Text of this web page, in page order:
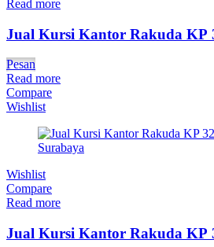
Read more
Jual Kursi Kantor Rakuda
Pesan
Read more
Compare
Wishlist
Wishlist
Compare
Read more
Jual Kursi Kantor Rakuda